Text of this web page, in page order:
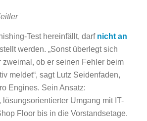
Test hereinfällt, darf nicht an
werden. „Sonst überlegt sich
zweimal, ob er seinen Fehler beim
meldet“, sagt Lutz Seidenfaden,
Engines. Sein Ansatz:
lösungsorientierter Umgang mit IT-
Floor bis in die Vorstandsetage.